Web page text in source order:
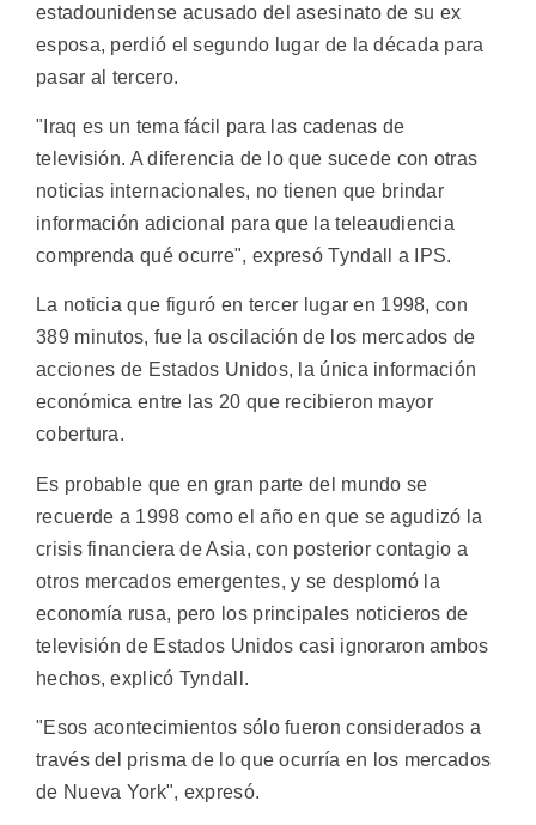
estadounidense acusado del asesinato de su ex
esposa, perdió el segundo lugar de la década para
pasar al tercero.
"Iraq es un tema fácil para las cadenas de
televisión. A diferencia de lo que sucede con otras
noticias internacionales, no tienen que brindar
información adicional para que la teleaudiencia
comprenda qué ocurre", expresó Tyndall a IPS.
La noticia que figuró en tercer lugar en 1998, con
389 minutos, fue la oscilación de los mercados de
acciones de Estados Unidos, la única información
económica entre las 20 que recibieron mayor
cobertura.
Es probable que en gran parte del mundo se
recuerde a 1998 como el año en que se agudizó la
crisis financiera de Asia, con posterior contagio a
otros mercados emergentes, y se desplomó la
economía rusa, pero los principales noticieros de
televisión de Estados Unidos casi ignoraron ambos
hechos, explicó Tyndall.
"Esos acontecimientos sólo fueron considerados a
través del prisma de lo que ocurría en los mercados
de Nueva York", expresó.